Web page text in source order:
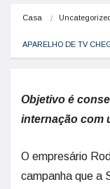
Casa
APARELHO DE TV
Objetivo é
internação com
O empresário
campanha que a